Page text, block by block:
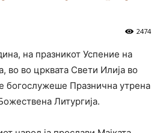
2474
на празникот Успение на
во во црквата Свети Илија во
богослужеше Празнична утрена
Литургија.